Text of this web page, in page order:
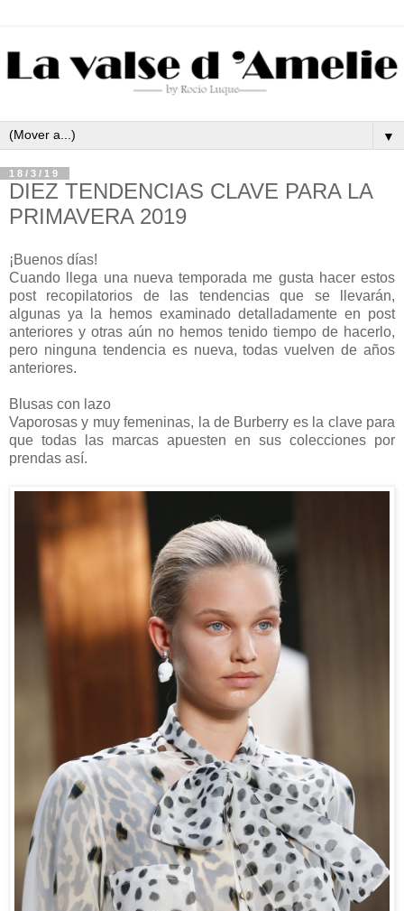
▼
18/3/19
DIEZ TENDENCIAS CLAVE PARA LA
PRIMAVERA 2019
¡Buenos días!
Cuando llega una nueva temporada me gusta hacer estos
post recopilatorios de las tendencias que se llevarán,
algunas ya la hemos examinado detalladamente en post
anteriores y otras aún no hemos tenido tiempo de hacerlo,
pero ninguna tendencia es nueva, todas vuelven de años
anteriores.
Blusas con lazo
Vaporosas y muy femeninas, la de Burberry es la clave para
que todas las marcas apuesten en sus colecciones por
prendas así.